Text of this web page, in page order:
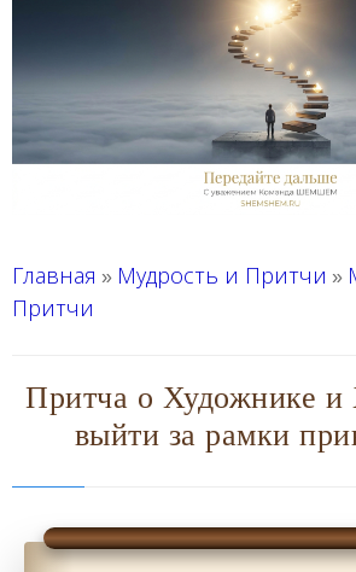
Главная » Мудрость и Притчи »
Притчи
Притча о Художнике и
выйти за рамки